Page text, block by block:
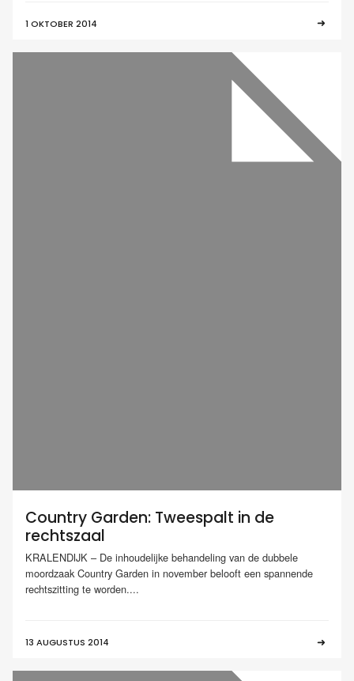
1 OKTOBER 2014
Country Garden: Tweespalt in de
rechtszaal
KRALENDIJK – De inhoudelijke behandeling van de dubbele
moordzaak Country Garden in november belooft een spannende
rechtszitting te worden....
13 AUGUSTUS 2014